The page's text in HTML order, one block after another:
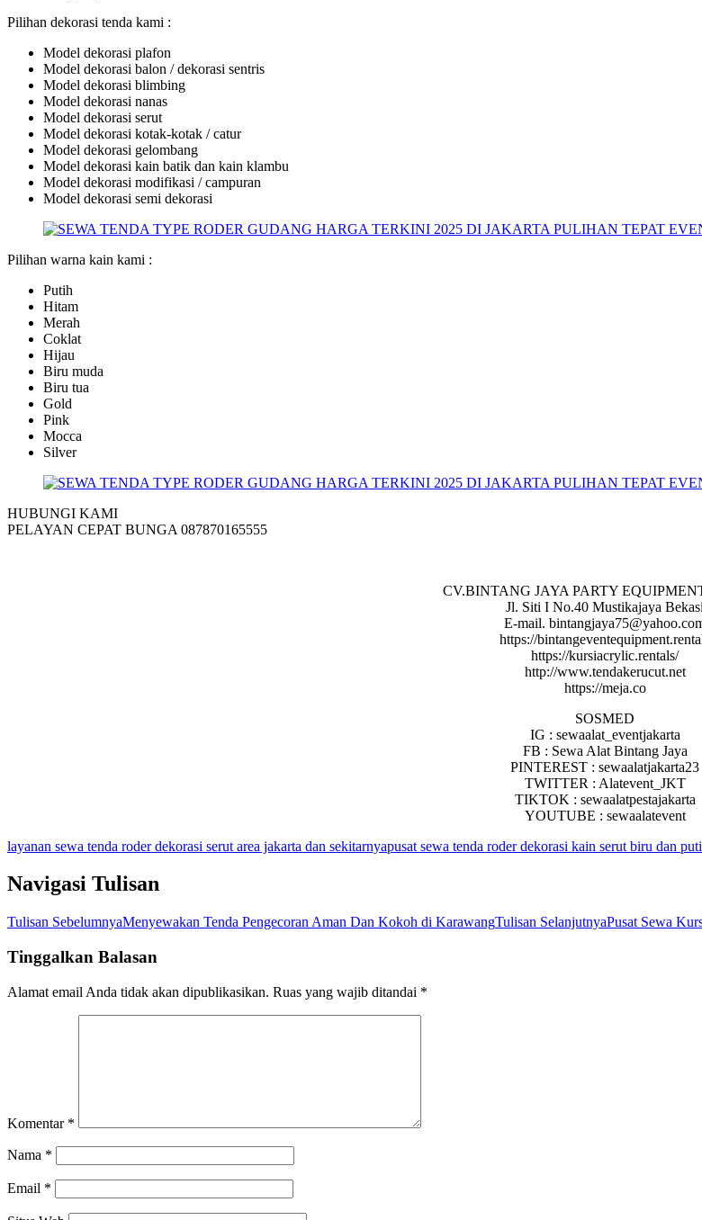
Pilihan dekorasi tenda kami :
Model dekorasi plafon
Model dekorasi balon / dekorasi sentris
Model dekorasi blimbing
Model dekorasi nanas
Model dekorasi serut
Model dekorasi kotak-kotak / catur
Model dekorasi gelombang
Model dekorasi kain batik dan kain klambu
Model dekorasi modifikasi / campuran
Model dekorasi semi dekorasi
Pilihan warna kain kami :
Putih
Hitam
Merah
Coklat
Hijau
Biru muda
Biru tua
Gold
Pink
Mocca
Silver
HUBUNGI KAMI
PELAYAN CEPAT BUNGA 087870165555
CV.BINTANG JAYA PARTY
Jl. Siti I No.40 Mustikajaya Bekasi
E-mail.
https://
https://kursiacrylic.rentals/
http://www.tendakerucut.net
https://meja.co
SOSMED
IG : sewaalat_eventjakarta
FB : Sewa Alat Bintang Jaya
PINTEREST : sewaalatjakarta23
TWITTER : Alatevent_JKT
TIKTOK : sewaalatpestajakarta
YOUTUBE : sewaalatevent
layanan sewa tenda roder dekorasi serut area jakarta dan sekitarnyapusat sewa tenda roder dekorasi kain serut biru dan
Navigasi Tulisan
Tulisan SebelumnyaMenyewakan Tenda Pengecoran Aman Dan Kokoh di KarawangTulisan SelanjutnyaPusat Sewa
Tinggalkan Balasan
Alamat email Anda tidak akan dipublikasikan. Ruas yang wajib ditandai *
Komentar *
Nama *
Email *